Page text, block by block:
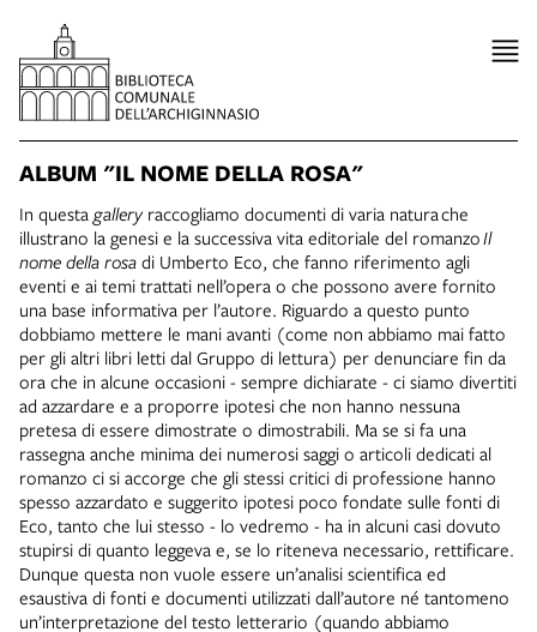
ALBUM "IL NOME DELLA ROSA"
In questa galleryraccogliamo documenti di varia natura che
illustrano la genesi e la successiva vita editoriale del romanzoIl
nome della rosa di Umberto Eco, che fanno riferimento agli
eventi e ai temi trattati nell’opera o che possono avere fornito
una base informativa per l’autore. Riguardo a questo punto
dobbiamo mettere le mani avanti (come non abbiamo mai fatto
per gli altri libri letti dal Gruppo di lettura) per denunciare fin da
ora che in alcune occasioni - sempre dichiarate - ci siamo divertiti
ad azzardare e a proporre ipotesi che non hanno nessuna
pretesa di essere dimostrate o dimostrabili. Ma se si fa una
rassegna anche minima dei numerosi saggi o articoli dedicati al
romanzo ci si accorge che gli stessi critici di professione hanno
spesso azzardato e suggerito ipotesi poco fondate sulle fonti di
Eco, tanto che lui stesso - lo vedremo - ha in alcuni casi dovuto
stupirsi di quanto leggeva e, se lo riteneva necessario, rettificare.
Dunque questa non vuole essere un’analisi scientifica ed
esaustiva di fonti e documenti utilizzati dall’autore né tantomeno
un’interpretazione del testo letterario (quando abbiamo